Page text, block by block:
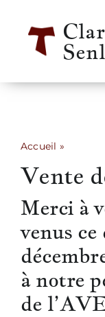
contenu
Qui sommes-
Notre vie
Notre histoire
Informations
Accueil »
Vente
Merci à
venus
à notre
de